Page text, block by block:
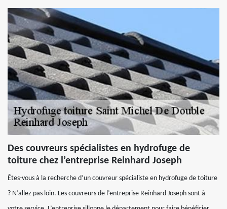
Des couvreurs spécialistes en hydrofuge de
toiture chez l’entreprise Reinhard Joseph
Êtes-vous à la recherche d’un couvreur spécialiste en hydrofuge de toiture
? N’allez pas loin. Les couvreurs de l’entreprise Reinhard Joseph sont à